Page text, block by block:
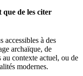
de les citer
accessibles à des
archaïque, de
au contexte actuel, ou de
modernes.